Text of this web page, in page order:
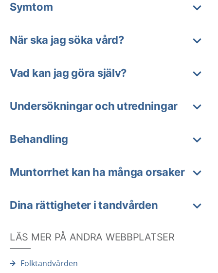
Symtom
När ska jag söka vård?
Vad kan jag göra själv?
Undersökningar och utredningar
Behandling
Muntorrhet kan ha många orsaker
Dina rättigheter i tandvården
LÄS MER PÅ ANDRA WEBBPLATSER
Folktandvården